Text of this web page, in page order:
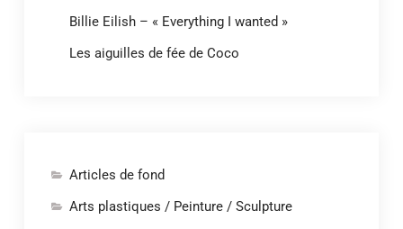
Billie Eilish – « Everything I wanted »
Les aiguilles de fée de Coco
Articles de fond
Arts plastiques / Peinture / Sculpture